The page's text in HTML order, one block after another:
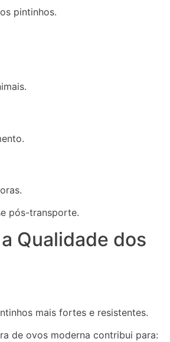
pintinhos.
pós-transporte.
Qualidade dos
mais fortes e resistentes.
de ovos moderna contribui para: